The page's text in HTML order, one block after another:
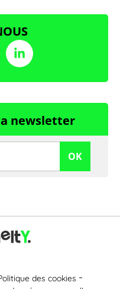
newsletter
OK
des cookies